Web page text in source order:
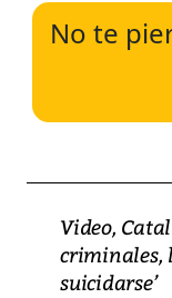
No te
Video,
criminales,
suicidarse’